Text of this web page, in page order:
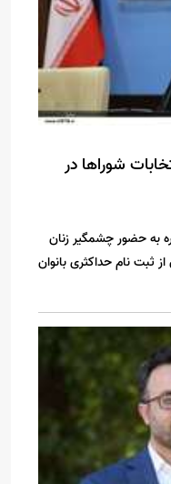
شوراها در
به حضور چشمگیر زنان
ثبت نام حداکثری بانوان